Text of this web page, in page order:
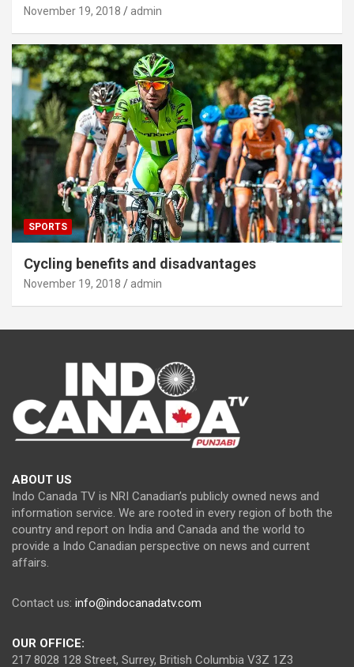
November 19, 2018 admin
SPORTS
Cycling benefits and disadvantages
November 19, 2018 admin
ABOUT US
Indo Canada TV is NRI Canadian’s publicly owned news and
information service. We are rooted in every region of both the
country and report on India and Canada and the world to
provide a Indo Canadian perspective on news and current
affairs.
Contact us: info@indocanadatv.com
OUR OFFICE:
217 8028 128 Street, Surrey, British Columbia V3Z 1Z3